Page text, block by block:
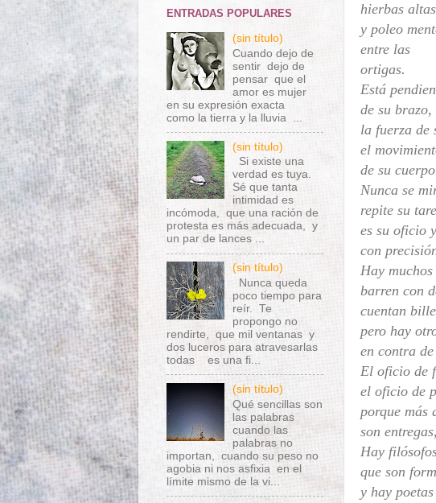
hierbas
y poleo
entre las
ortigas.
Está
de su brazo,
la fuerza de
el
de su cuerpo
Nunca se
repite su
es su oficio
con
Hay
barren con
cuentan
pero hay
en contra
El oficio de
el oficio de
porque más
son
Hay
que son
y hay
ENTRADAS POPULARES
(sin título)
Cuando dejo de
sentir dejo de
pensar que el
amor es mujer
en su expresión exacta
como la tierra y la lluvia ...
(sin título)
Si existe una
verdad es tuya.
Sé que tanta
intimidad es
incómoda, que una ración de
protesta es más adecuada, y
un par de lances ...
(sin título)
Nunca queda
poco tiempo para
reír. Te
propongo no
rendirte, que mil ventanas y
dos luceros para atravesarlas
todas es una fi...
(sin título)
Qué sencillas son
las palabras
cuando las
palabras no
importan, cuando su peso no
agobia ni nos asfixia en el
límite mismo de la vi...